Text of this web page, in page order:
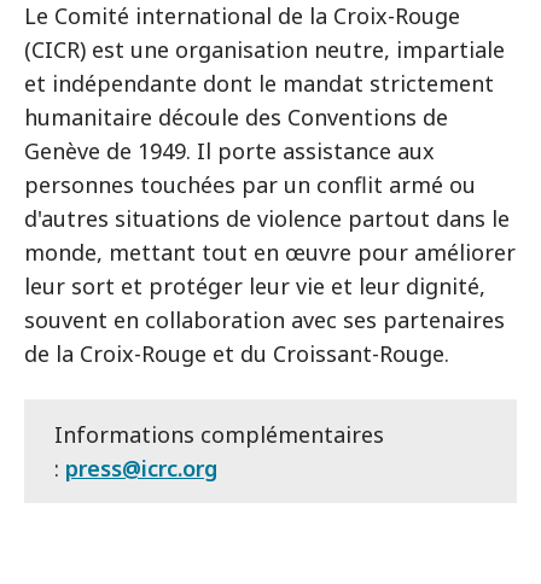
Le Comité international de la Croix-Rouge
(CICR) est une organisation neutre, impartiale
et indépendante dont le mandat strictement
humanitaire découle des Conventions de
Genève de 1949. Il porte assistance aux
personnes touchées par un conflit armé ou
d'autres situations de violence partout dans le
monde, mettant tout en œuvre pour améliorer
leur sort et protéger leur vie et leur dignité,
souvent en collaboration avec ses partenaires
de la Croix-Rouge et du Croissant-Rouge.
Informations complémentaires
: press@icrc.org